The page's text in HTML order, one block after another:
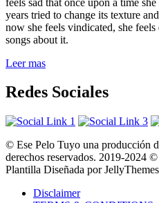
years tried to change its texture
now she feels vindicated, she
songs about it.
Leer mas
Redes Sociales
© Ese Pelo Tuyo una producción
derechos reservados. 2019-2024
Plantilla Diseñada por JellyThemes
Disclaimer